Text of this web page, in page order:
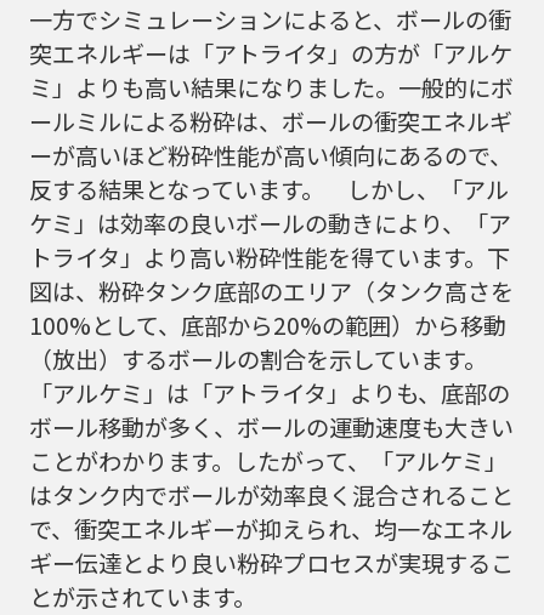
一方でシミュレーションによると、ボールの衝
突エネルギーは「アトライタ」の方が「アルケ
ミ」よりも高い結果になりました。一般的にボ
ールミルによる粉砕は、ボールの衝突エネルギ
ーが高いほど粉砕性能が高い傾向にあるので、
反する結果となっています。 しかし、「アル
ケミ」は効率の良いボールの動きにより、「ア
トライタ」より高い粉砕性能を得ています。下
図は、粉砕タンク底部のエリア（タンク高さを
100%として、底部から20%の範囲）から移動
（放出）するボールの割合を示しています。
「アルケミ」は「アトライタ」よりも、底部の
ボール移動が多く、ボールの運動速度も大きい
ことがわかります。したがって、「アルケミ」
はタンク内でボールが効率良く混合されること
で、衝突エネルギーが抑えられ、均一なエネル
ギー伝達とより良い粉砕プロセスが実現するこ
とが示されています。